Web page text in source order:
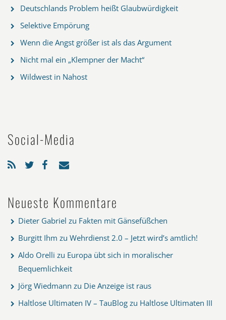
Deutschlands Problem heißt Glaubwürdigkeit
Selektive Empörung
Wenn die Angst größer ist als das Argument
Nicht mal ein „Klempner der Macht“
Wildwest in Nahost
Social-Media
Neueste Kommentare
Dieter Gabriel zu Fakten mit Gänsefüßchen
Burgitt Ihm zu Wehrdienst 2.0 – Jetzt wird’s amtlich!
Aldo Orelli zu Europa übt sich in moralischer
Bequemlichkeit
Jörg Wiedmann zu Die Anzeige ist raus
Haltlose Ultimaten IV – TauBlog zu Haltlose Ultimaten III